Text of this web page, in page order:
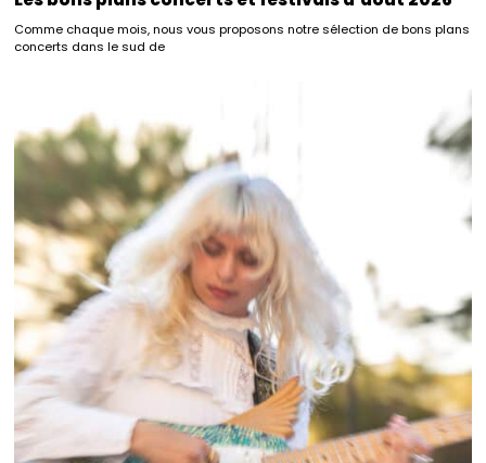
Comme chaque mois, nous vous proposons notre sélection de bons plans
concerts dans le sud de